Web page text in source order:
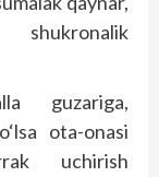
guzariga,
ota-onasi
uchirish